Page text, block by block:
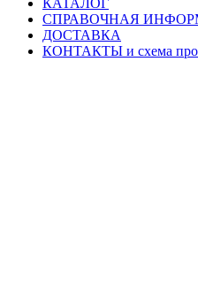
КАТАЛОГ
СПРАВОЧНАЯ
ДОСТАВКА
КОНТАКТЫ и схема